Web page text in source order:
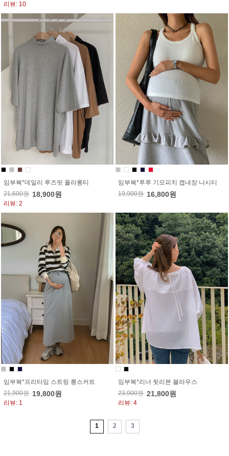
리뷰: 10
임부복*데일리 루즈핏 폴라롱티
21,600원 18,900원
리뷰: 2
임부복*루루 기모피치 캡내장 나시티
19,900원 16,800원
임부복*프리타임 스트링 롱스커트
21,900원 19,800원
리뷰: 1
임부복*리너 뒷리본 블라우스
23,900원 21,800원
리뷰: 4
1 2 3